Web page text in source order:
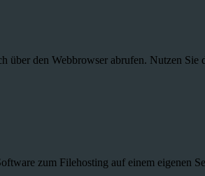
über den Webbrowser abrufen. Nutzen Sie
zum Filehosting auf einem eigenen